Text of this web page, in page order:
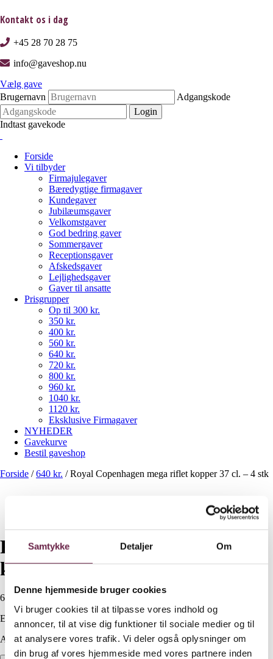
Samtykke Detaljer Om
Denne hjemmeside bruger cookies
Vi bruger cookies til at tilpasse vores indhold og
annoncer, til at vise dig funktioner til sociale medier og til
at analysere vores trafik. Vi deler også oplysninger om
din brug af vores hjemmeside med vores partnere inden
Kontakt os i dag
+45 28 70 28 75
info@gaveshop.nu
Vælg gave
Brugernavn
Adgangskode
Login
Indtast gavekode
Forside
Vi tilbyder
Firmajulegaver
Bæredygtige firmagaver
Kundegaver
Jubilæumsgaver
Velkomstgaver
God bedring gaver
Sommergaver
Receptionsgaver
Afskedsgaver
Lejlighedsgaver
Gaver til ansatte
Prisgrupper
Op til 300 kr.
350 kr.
400 kr.
560 kr.
640 kr.
720 kr.
800 kr.
960 kr.
1040 kr.
1120 kr.
Eksklusive Firmagaver
NYHEDER
Gavekurve
Bestil gaveshop
Forside /640 kr. /Royal Copenhagen mega riflet kopper 37 cl. – 4 stk
Royal Copenhagen mega riflet
kopper 37 cl. – 4 stk
640,00
DKK
Ekskl. moms
Available on backorder